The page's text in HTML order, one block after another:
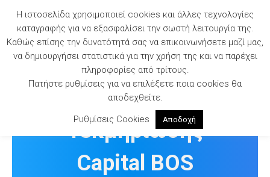
content
Βιβλιοθήκη
Τεκμηρίωσης
Capital BOS
Η ιστοσελίδα χρησιμοποιεί cookies και άλλες τεχνολογίες
καταγραφής για να εξασφαλίσει την σωστή λειτουργία της.
Καθώς επίσης την δυνατότητά σας να επικοινωνήσετε μαζί μας,
να δημιουργήσει στατιστικά για την χρήση της και να παρέχει
πληροφορίες από τρίτους.
Πατήστε ρυθμίσεις για να επιλέξετε ποια cookies θα
αποδεχθείτε.
Ρυθμίσεις Cookies
Αποδοχή